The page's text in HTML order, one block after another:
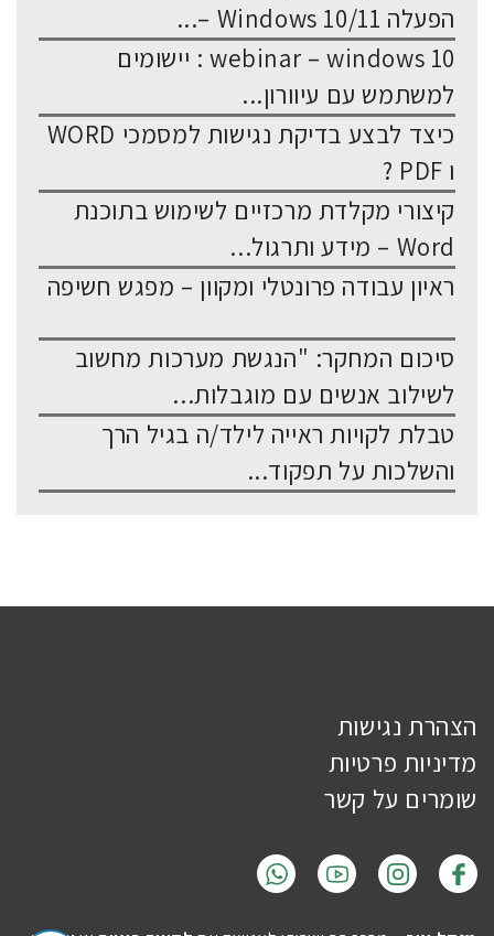
הפעלה Windows 10/11 –...
webinar – windows 10 : יישומים
למשתמש עם עיוורון...
כיצד לבצע בדיקת נגישות למסמכי WORD
ו PDF ?
קיצורי מקלדת מרכזיים לשימוש בתוכנת
Word – מידע ותרגול...
ראיון עבודה פרונטלי ומקוון – מפגש חשיפה
סיכום המחקר: "הנגשת מערכות מחשוב
לשילוב אנשים עם מוגבלות...
טבלת לקויות ראייה לילד/ה בגיל הרך
והשלכות על תפקוד...
הצהרת נגישות
מדיניות פרטיות
שומרים על קשר